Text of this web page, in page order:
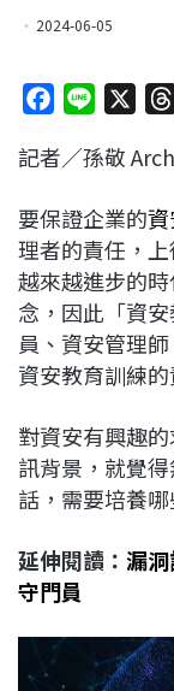
2024-06-05
c
b
o
o
k
n
記者／孫敬
要保證企業的
理者的責任，
越來越進步的
念，因此「資
員、資安管理
資安教育訓練的
對資安有興趣
訊背景，就覺
話，需要培養
延伸閱讀： 漏
守門員